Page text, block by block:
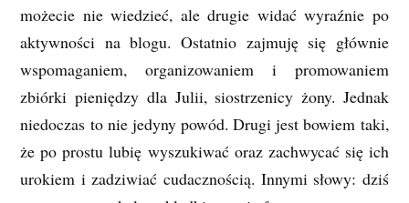
możecie nie wiedzieć, ale drugie widać wyraźnie po
aktywności na blogu. Ostatnio zajmuję się głównie
wspomaganiem, organizowaniem i promowaniem
zbiórki pieniędzy dla Julii, siostrzenicy żony. Jednak
niedoczas to nie jedyny powód. Drugi jest bowiem taki,
że po prostu lubię wyszukiwać oraz zachwycać się ich
urokiem i zadziwiać cudacznością. Innymi słowy: dziś